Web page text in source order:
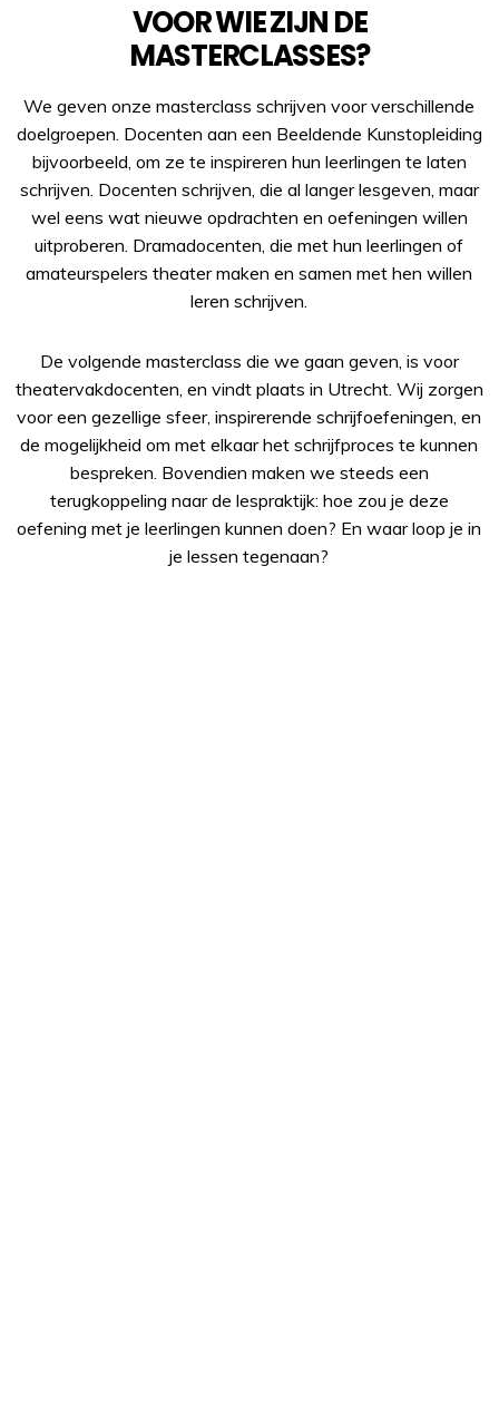
VOOR WIE ZIJN DE
MASTERCLASSES?
We geven onze masterclass schrijven voor verschillende
doelgroepen. Docenten aan een Beeldende Kunstopleiding
bijvoorbeeld, om ze te inspireren hun leerlingen te laten
schrijven. Docenten schrijven, die al langer lesgeven, maar
wel eens wat nieuwe opdrachten en oefeningen willen
uitproberen. Dramadocenten, die met hun leerlingen of
amateurspelers theater maken en samen met hen willen
leren schrijven.
De volgende masterclass die we gaan geven, is voor
theatervakdocenten, en vindt plaats in Utrecht. Wij zorgen
voor een gezellige sfeer, inspirerende schrijfoefeningen, en
de mogelijkheid om met elkaar het schrijfproces te kunnen
bespreken. Bovendien maken we steeds een
terugkoppeling naar de lespraktijk: hoe zou je deze
oefening met je leerlingen kunnen doen? En waar loop je in
je lessen tegenaan?